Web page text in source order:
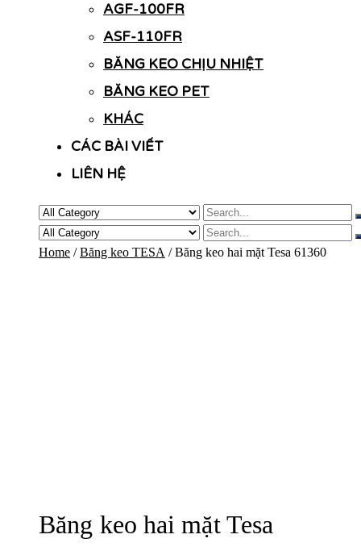
AGF-100FR
ASF-110FR
BĂNG KEO CHỊU NHIỆT
BĂNG KEO PET
KHÁC
CÁC BÀI VIẾT
LIÊN HỆ
Home /Băng keo TESA / Băng keo hai mặt Tesa 61360
Băng keo hai mặt Tesa